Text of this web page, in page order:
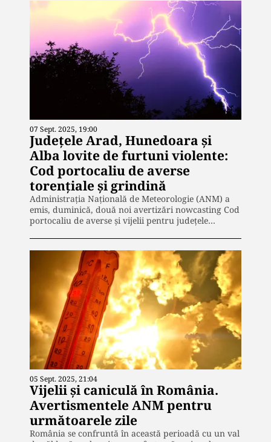
07 Sept. 2025, 19:00
Județele Arad, Hunedoara și
Alba lovite de furtuni violente:
Cod portocaliu de averse
torențiale și grindină
Administrația Națională de Meteorologie (ANM) a
emis, duminică, două noi avertizări nowcasting Cod
portocaliu de averse și vijelii pentru județele…
05 Sept. 2025, 21:04
Vijelii și caniculă în România.
Avertismentele ANM pentru
următoarele zile
România se confruntă în această perioadă cu un val